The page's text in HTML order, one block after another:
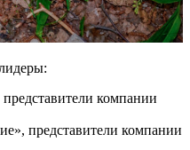
компании
представители компании